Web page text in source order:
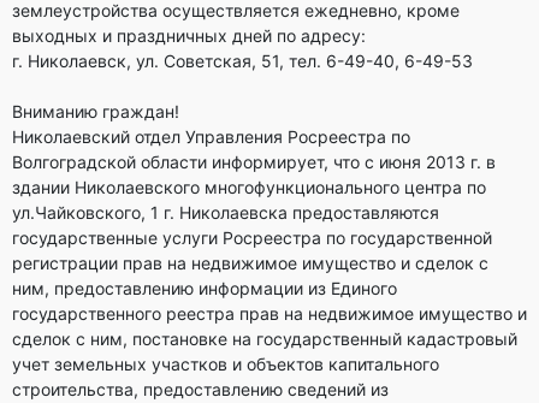
землеустройства осуществляется ежедневно, кроме
выходных и праздничных дней по адресу:
г. Николаевск, ул. Советская, 51, тел. 6-49-40, 6-49-53
Вниманию граждан!
Николаевский отдел Управления Росреестра по
Волгоградской области информирует, что с июня 2013 г. в
здании Николаевского многофункционального центра по
ул.Чайковского, 1 г. Николаевска предоставляются
государственные услуги Росреестра по государственной
регистрации прав на недвижимое имущество и сделок с
ним, предоставлению информации из Единого
государственного реестра прав на недвижимое имущество и
сделок с ним, постановке на государственный кадастровый
учет земельных участков и объектов капитального
строительства, предоставлению сведений из